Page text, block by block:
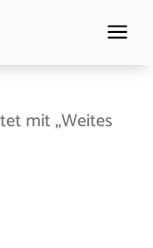
a
mit „Weites